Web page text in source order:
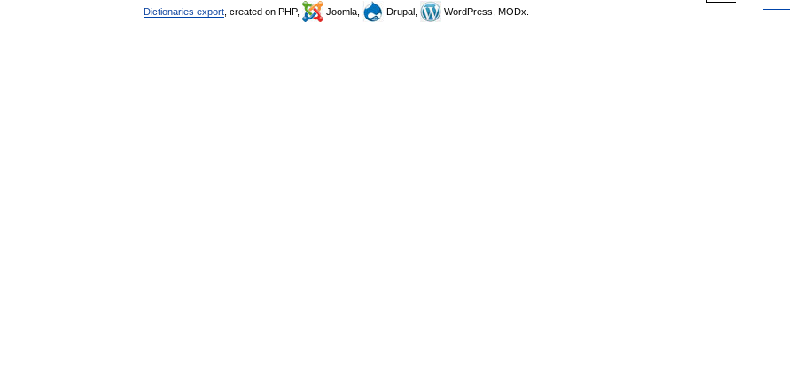
Dictionaries export , created on PHP, Joomla, Drupal, WordPress, MODx.